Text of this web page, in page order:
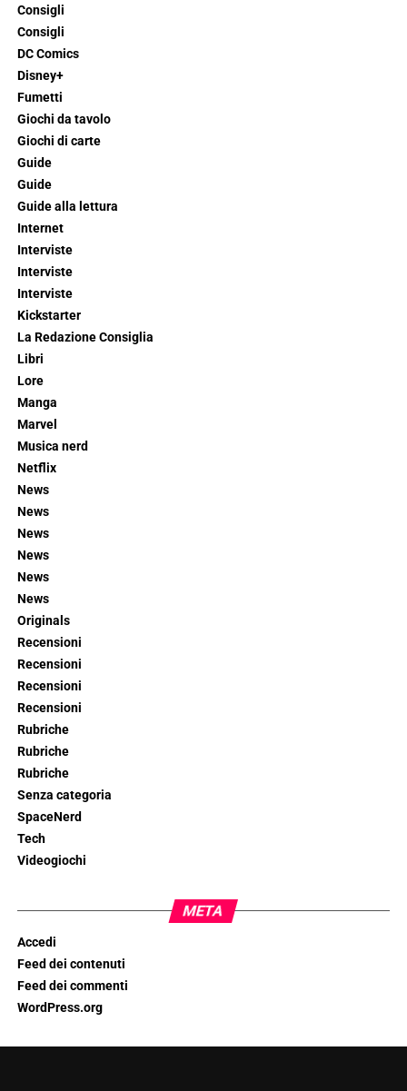
Consigli
Consigli
DC Comics
Disney+
Fumetti
Giochi da tavolo
Giochi di carte
Guide
Guide
Guide alla lettura
Internet
Interviste
Interviste
Interviste
Kickstarter
La Redazione Consiglia
Libri
Lore
Manga
Marvel
Musica nerd
Netflix
News
News
News
News
News
News
Originals
Recensioni
Recensioni
Recensioni
Recensioni
Rubriche
Rubriche
Rubriche
Senza categoria
SpaceNerd
Tech
Videogiochi
META
Accedi
Feed dei contenuti
Feed dei commenti
WordPress.org